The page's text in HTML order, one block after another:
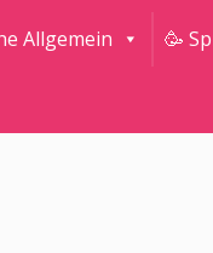
Allgemein 🥳